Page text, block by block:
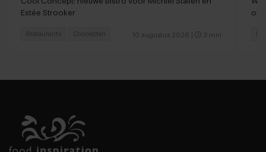
Estée Strooker
10 augustus 2026 3 min
Restaurants Concepten